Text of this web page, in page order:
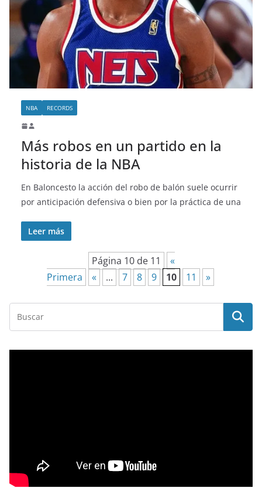
NBA RECORDS
Más robos en un partido en la
historia de la NBA
En Baloncesto la acción del robo de balón suele ocurrir
por anticipación defensiva o bien por la práctica de una
Leer más
Página 10 de 11
«
Primera
« ... 7 8 9 10 11 »